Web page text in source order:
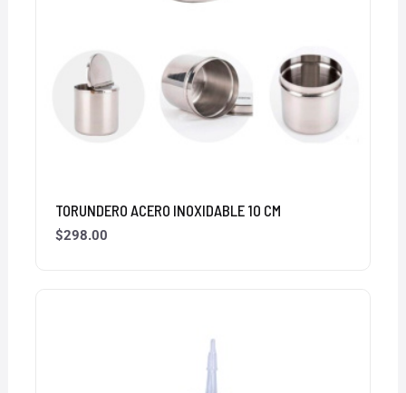
TORUNDERO ACERO INOXIDABLE 10 CM
$298.00